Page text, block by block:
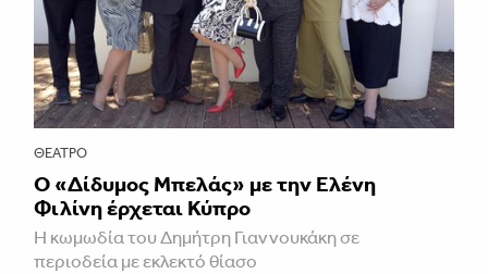
ΘΈΑΤΡΟ
Ο «Δίδυμος Μπελάς» με την Ελένη
Φιλίνη έρχεται Κύπρο
Η κωμωδία του Δημήτρη Γιαννουκάκη σε
περιοδεία με εκλεκτό θίασο